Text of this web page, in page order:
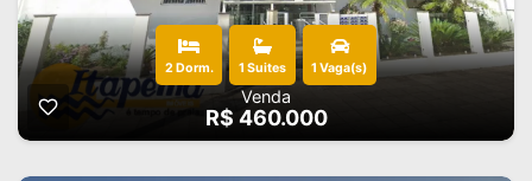
2 Dorm. 1 Suites 1 Vaga(s)
Venda
R$ 460.000